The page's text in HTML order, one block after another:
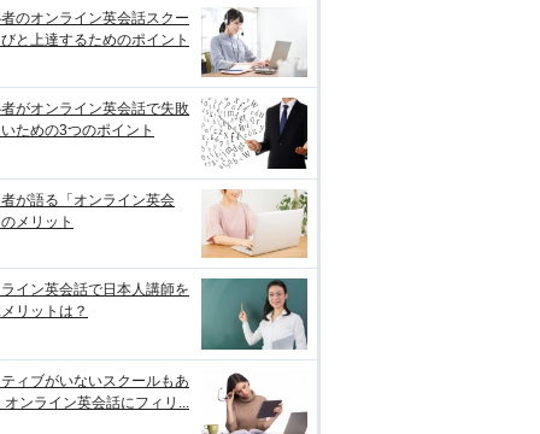
のオンライン英会話スクー
と上達するためのポイント
がオンライン英会話で失敗
ための3つのポイント
が語る「オンライン英会
メリット
イン英会話で日本人講師を
リットは？
ィブがいないスクールもあ
オンライン英会話にフィリ...